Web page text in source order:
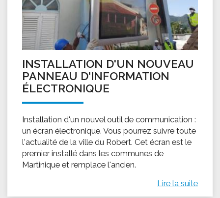
INSTALLATION D'UN NOUVEAU
PANNEAU D'INFORMATION
ÉLECTRONIQUE
Installation d'un nouvel outil de communication :
un écran électronique. Vous pourrez suivre toute
l'actualité de la ville du Robert. Cet écran est le
premier installé dans les communes de
Martinique et remplace l'ancien.
Lire la suite